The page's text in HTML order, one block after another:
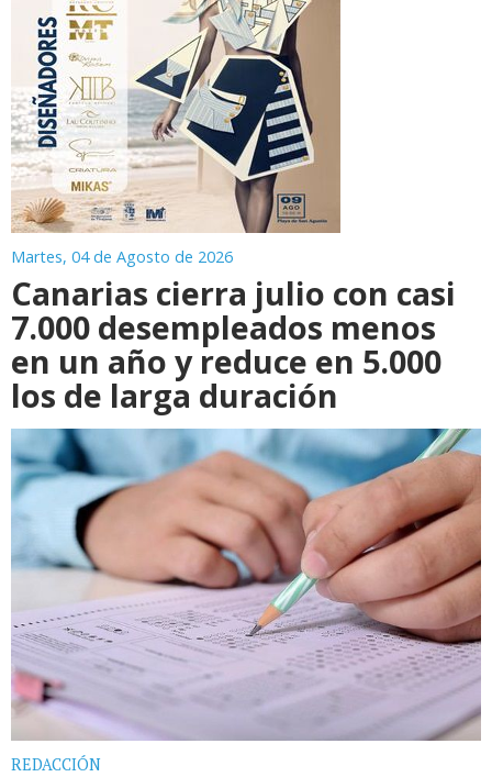
Martes, 04 de Agosto de 2026
Canarias cierra julio con casi
7.000 desempleados menos
en un año y reduce en 5.000
los de larga duración
REDACCIÓN